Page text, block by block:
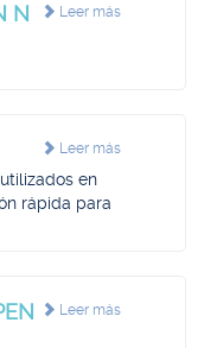
Leer más
N
Leer más
en
rápida para
Leer más